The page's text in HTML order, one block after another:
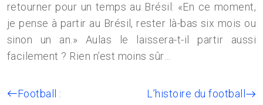
retourner pour un temps au Brésil: «En ce moment,
je pense à partir au Brésil, rester là-bas six mois ou
sinon un an.» Aulas le laissera-t-il partir aussi
facilement ? Rien n’est moins sûr…
Football :
L’histoire du football